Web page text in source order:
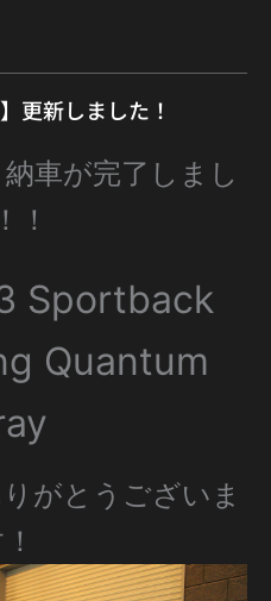
更新しました！
車が完了しまし
！
Sportback
Quantum
がとうございま